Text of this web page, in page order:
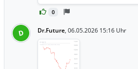
0
D Dr.Future, 06.05.2026 15:16 Uhr